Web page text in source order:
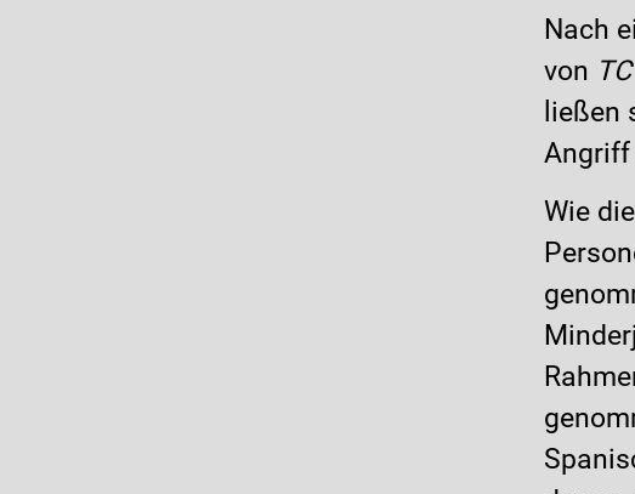
Nach
von
ließen
Angriff
Wie